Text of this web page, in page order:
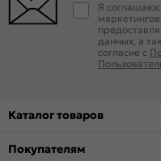
Я
данных, а
согласие с
Каталог товаров
Покупателям